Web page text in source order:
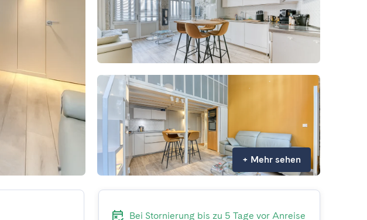
+ Mehr sehen
Bei Stornierung bis zu 5 Tage vor Anreise